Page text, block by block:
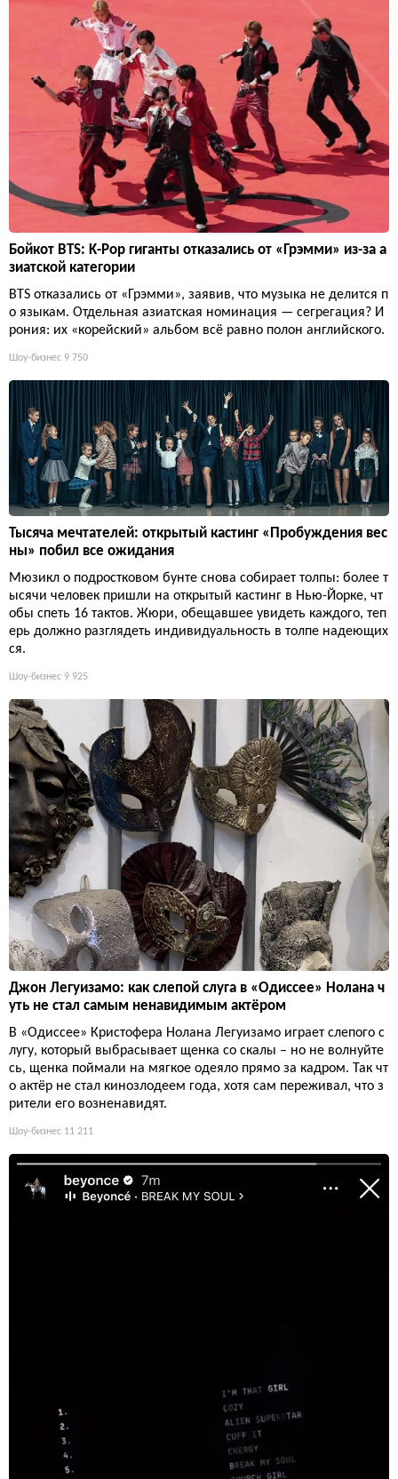
Бойкот BTS: K-Pop гиганты отказались от «Грэмми» из-за а
зиатской категории
BTS отказались от «Грэмми», заявив, что музыка не делится п
о языкам. Отдельная азиатская номинация — сегрегация? И
рония: их «корейский» альбом всё равно полон английского.
Шоу-бизнес 9 750
Тысяча мечтателей: открытый кастинг «Пробуждения вес
ны» побил все ожидания
Мюзикл о подростковом бунте снова собирает толпы: более т
ысячи человек пришли на открытый кастинг в Нью-Йорке, чт
обы спеть 16 тактов. Жюри, обещавшее увидеть каждого, теп
ерь должно разглядеть индивидуальность в толпе надеющих
ся.
Шоу-бизнес 9 925
Джон Легуизамо: как слепой слуга в «Одиссее» Нолана ч
уть не стал самым ненавидимым актёром
В «Одиссее» Кристофера Нолана Легуизамо играет слепого с
лугу, который выбрасывает щенка со скалы – но не волнуйте
сь, щенка поймали на мягкое одеяло прямо за кадром. Так чт
о актёр не стал кинозлодеем года, хотя сам переживал, что з
рители его возненавидят.
Шоу-бизнес 11 211